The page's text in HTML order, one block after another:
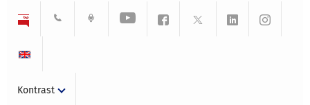
Kontrast